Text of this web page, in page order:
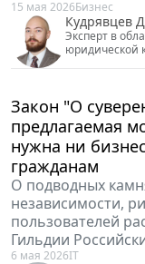
освобождения от
внимание после
разбирается
ООО "НПК" Игорь
Пегов Игорь
Налоговый